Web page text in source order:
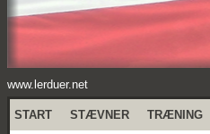
www.lerduer.net
START STÆVNER TRÆNING